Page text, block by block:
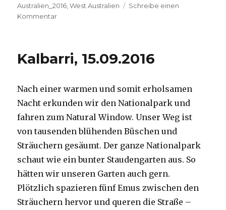
am
Australien_2016 ,West Australien
Schreibe einen
Kommentarzu
Kalbarri, 15.09.2016
Nach einer warmen und somit erholsamen
Nacht erkunden wir den Nationalpark und
fahren zum Natural Window. Unser Weg ist
von tausenden blühenden Büschen und
Sträuchern gesäumt. Der ganze Nationalpark
schaut wie ein bunter Staudengarten aus. So
hätten wir unseren Garten auch gern.
Plötzlich spazieren fünf Emus zwischen den
Sträuchern hervor und queren die Straße –